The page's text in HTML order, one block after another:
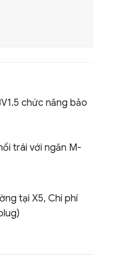
chức năng bảo
trái với ngăn M-
tại X5, Chi phí